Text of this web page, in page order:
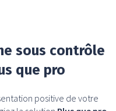
sous contrôle
que pro
positive de votre